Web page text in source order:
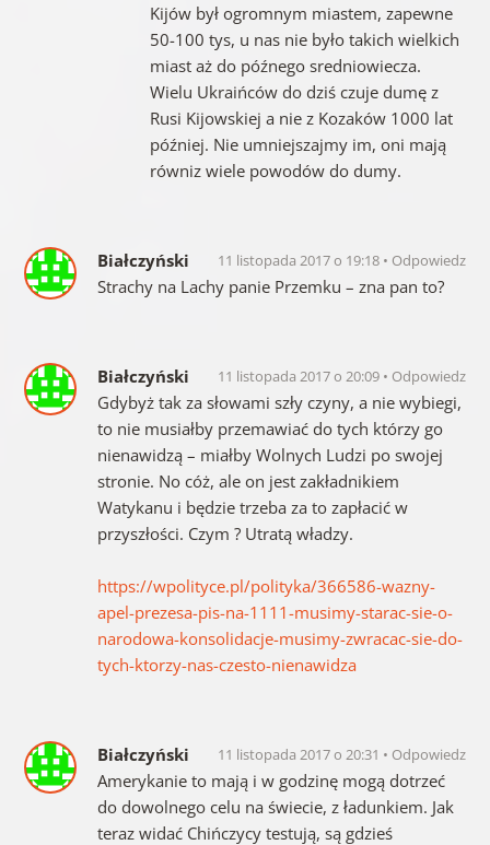
Kijów był ogromnym miastem, zapewne
50-100 tys, u nas nie było takich wielkich
miast aż do późnego sredniowiecza.
Wielu Ukraińców do dziś czuje dumę z
Rusi Kijowskiej a nie z Kozaków 1000 lat
później. Nie umniejszajmy im, oni mają
równiz wiele powodów do dumy.
Białczyński 11 listopada 2017 o 19:18 Odpowiedz
Strachy na Lachy panie Przemku – zna pan to?
Białczyński 11 listopada 2017 o 20:09 Odpowiedz
Gdybyż tak za słowami szły czyny, a nie wybiegi,
to nie musiałby przemawiać do tych którzy go
nienawidzą – miałby Wolnych Ludzi po swojej
stronie. No cóż, ale on jest zakładnikiem
Watykanu i będzie trzeba za to zapłacić w
przyszłości. Czym ? Utratą władzy.
https://wpolityce.pl/polityka/366586-wazny-
apel-prezesa-pis-na-1111-musimy-starac-sie-o-
narodowa-konsolidacje-musimy-zwracac-sie-do-
tych-ktorzy-nas-czesto-nienawidza
Białczyński 11 listopada 2017 o 20:31 Odpowiedz
Amerykanie to mają i w godzinę mogą dotrzeć
do dowolnego celu na świecie, z ładunkiem. Jak
teraz widać Chińczycy testują, są gdzieś